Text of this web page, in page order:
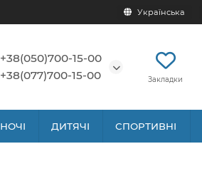
Українська
+38(050)700-15-00
+38(077)700-15-00
Закладки
ДИТЯЧІ СПОРТИВНІ